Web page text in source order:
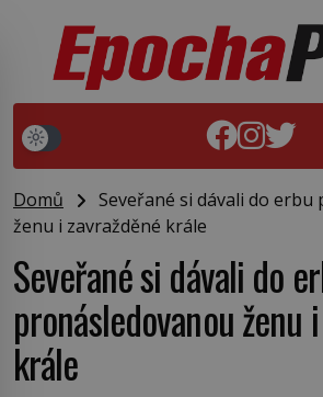
Domů
Seveřané si dávali do erbu
ženu i zavražděné krále
Seveřané si dávali do
pronásledovanou ženu
krále